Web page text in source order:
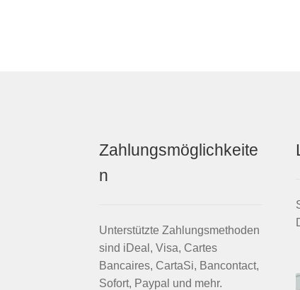
Zahlungsmöglichkeite
n
Unterstützte Zahlungsmethoden
sind iDeal, Visa, Cartes
Bancaires, CartaSi, Bancontact,
Sofort, Paypal und mehr.